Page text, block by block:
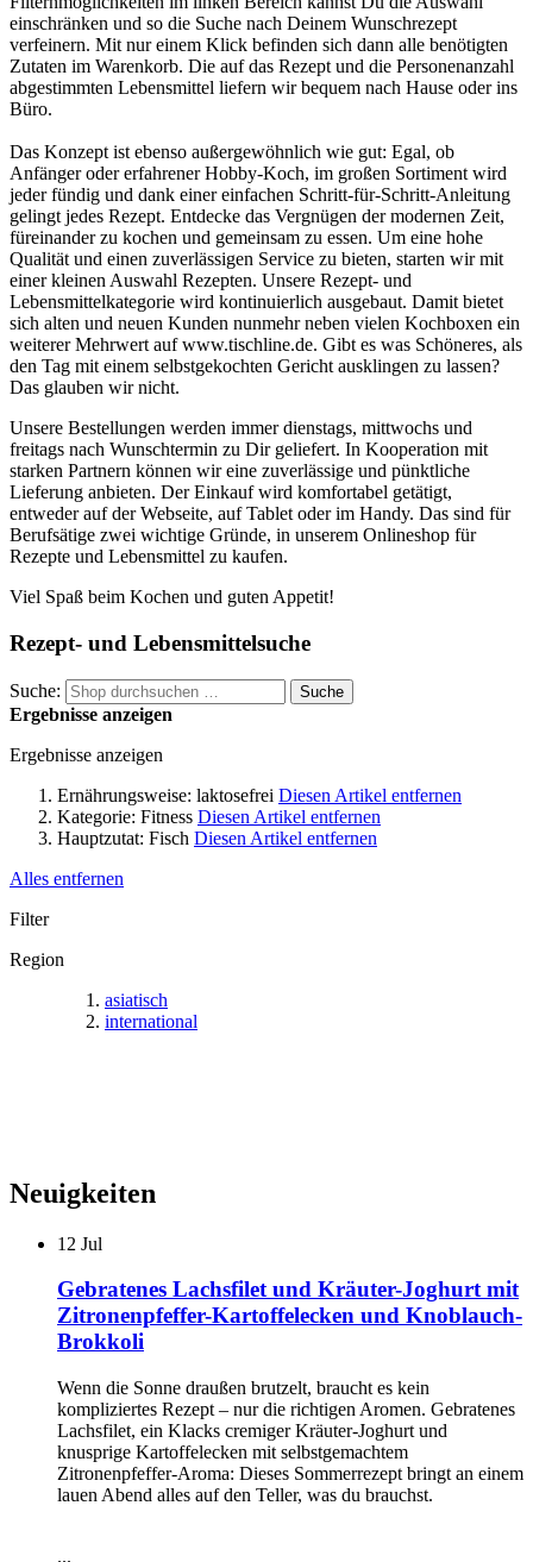
einschränken und so die Suche nach Deinem Wunschrezept
verfeinern. Mit nur einem Klick befinden sich dann alle benötigten
Zutaten im Warenkorb. Die auf das Rezept und die Personenanzahl
abgestimmten Lebensmittel liefern wir bequem nach Hause oder ins
Büro.
Das Konzept ist ebenso außergewöhnlich wie gut: Egal, ob
Anfänger oder erfahrener Hobby-Koch, im großen Sortiment wird
jeder fündig und dank einer einfachen Schritt-für-Schritt-Anleitung
gelingt jedes Rezept. Entdecke das Vergnügen der modernen Zeit,
füreinander zu kochen und gemeinsam zu essen. Um eine hohe
Qualität und einen zuverlässigen Service zu bieten, starten wir mit
einer kleinen Auswahl Rezepten. Unsere Rezept- und
Lebensmittelkategorie wird kontinuierlich ausgebaut. Damit bietet
sich alten und neuen Kunden nunmehr neben vielen Kochboxen ein
weiterer Mehrwert auf www.tischline.de. Gibt es was Schöneres, als
den Tag mit einem selbstgekochten Gericht ausklingen zu lassen?
Das glauben wir nicht.
Unsere Bestellungen werden immer dienstags, mittwochs und
freitags nach Wunschtermin zu Dir geliefert. In Kooperation mit
starken Partnern können wir eine zuverlässige und pünktliche
Lieferung anbieten. Der Einkauf wird komfortabel getätigt,
entweder auf der Webseite, auf Tablet oder im Handy. Das sind für
Berufsätige zwei wichtige Gründe, in unserem Onlineshop für
Rezepte und Lebensmittel zu kaufen.
Viel Spaß beim Kochen und guten Appetit!
Rezept- und Lebensmittelsuche
Suche: Suche
Ergebnisse anzeigen
Ergebnisse anzeigen
Ernährungsweise: laktosefrei Diesen Artikel entfernen
Kategorie: Fitness Diesen Artikel entfernen
Hauptzutat: Fisch Diesen Artikel entfernen
Alles entfernen
Filter
Region
asiatisch
international
Neuigkeiten
12 Jul
Gebratenes Lachsfilet und Kräuter-Joghurt mit
Zitronenpfeffer-Kartoffelecken und Knoblauch-
Brokkoli
Wenn die Sonne draußen brutzelt, braucht es kein
kompliziertes Rezept – nur die richtigen Aromen. Gebratenes
Lachsfilet, ein Klacks cremiger Kräuter-Joghurt und
knusprige Kartoffelecken mit selbstgemachtem
Zitronenpfeffer-Aroma: Dieses Sommerrezept bringt an einem
lauen Abend alles auf den Teller, was du brauchst.
...